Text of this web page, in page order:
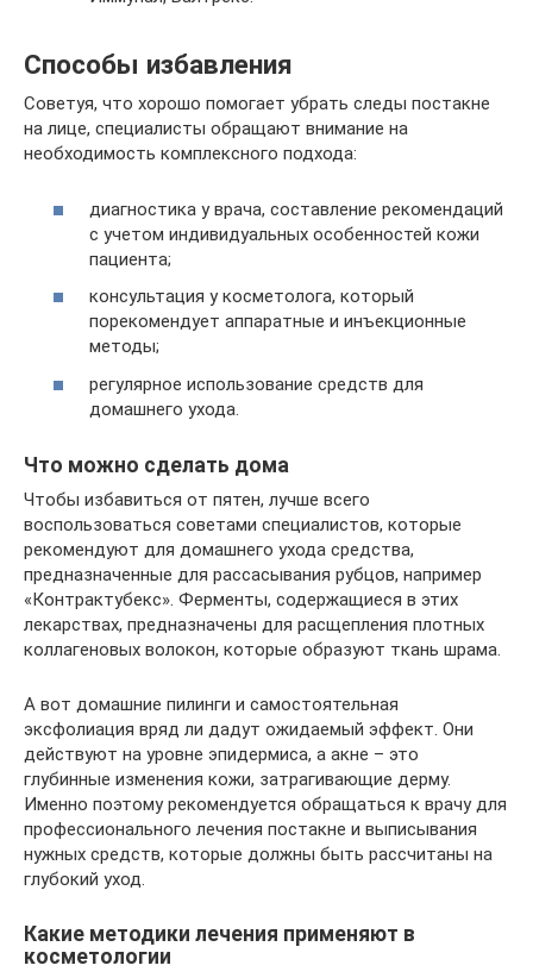
Способы избавления
Советуя, что хорошо помогает убрать следы постакне
на лице, специалисты обращают внимание на
необходимость комплексного подхода:
диагностика у врача, составление рекомендаций
с учетом индивидуальных особенностей кожи
пациента;
консультация у косметолога, который
порекомендует аппаратные и инъекционные
методы;
регулярное использование средств для
домашнего ухода.
Что можно сделать дома
Чтобы избавиться от пятен, лучше всего
воспользоваться советами специалистов, которые
рекомендуют для домашнего ухода средства,
предназначенные для рассасывания рубцов, например
«Контрактубекс». Ферменты, содержащиеся в этих
лекарствах, предназначены для расщепления плотных
коллагеновых волокон, которые образуют ткань шрама.
А вот домашние пилинги и самостоятельная
эксфолиация вряд ли дадут ожидаемый эффект. Они
действуют на уровне эпидермиса, а акне – это
глубинные изменения кожи, затрагивающие дерму.
Именно поэтому рекомендуется обращаться к врачу для
профессионального лечения постакне и выписывания
нужных средств, которые должны быть рассчитаны на
глубокий уход.
Какие методики лечения применяют в
косметологии